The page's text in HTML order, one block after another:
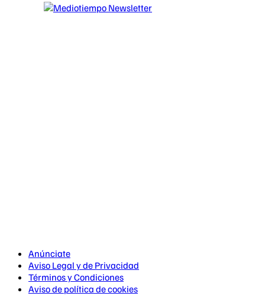
Anúnciate
Aviso Legal y de Privacidad
Términos y Condiciones
Aviso de política de cookies